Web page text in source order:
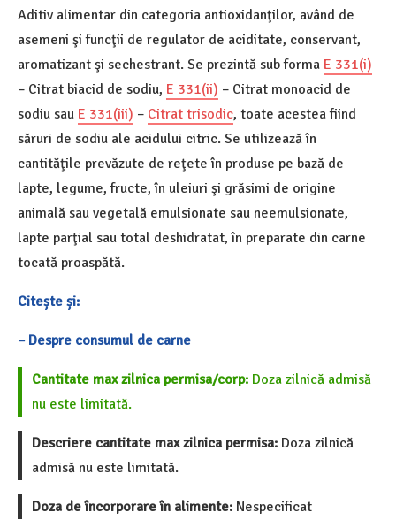
Aditiv alimentar din categoria antioxidanţilor, având de
asemeni şi funcţii de regulator de aciditate, conservant,
aromatizant şi sechestrant. Se prezintă sub forma E 331(i)
– Citrat biacid de sodiu, E 331(ii) – Citrat monoacid de
sodiu sau E 331(iii) – Citrat trisodic, toate acestea fiind
săruri de sodiu ale acidului citric. Se utilizează în
cantităţile prevăzute de reţete în produse pe bază de
lapte, legume, fructe, în uleiuri şi grăsimi de origine
animală sau vegetală emulsionate sau neemulsionate,
lapte parţial sau total deshidratat, în preparate din carne
tocată proaspătă.
Citește și:
– Despre consumul de carne
Cantitate max zilnica permisa/corp: Doza zilnică admisă
nu este limitată.
Descriere cantitate max zilnica permisa: Doza zilnică
admisă nu este limitată.
Doza de încorporare în alimente: Nespecificat